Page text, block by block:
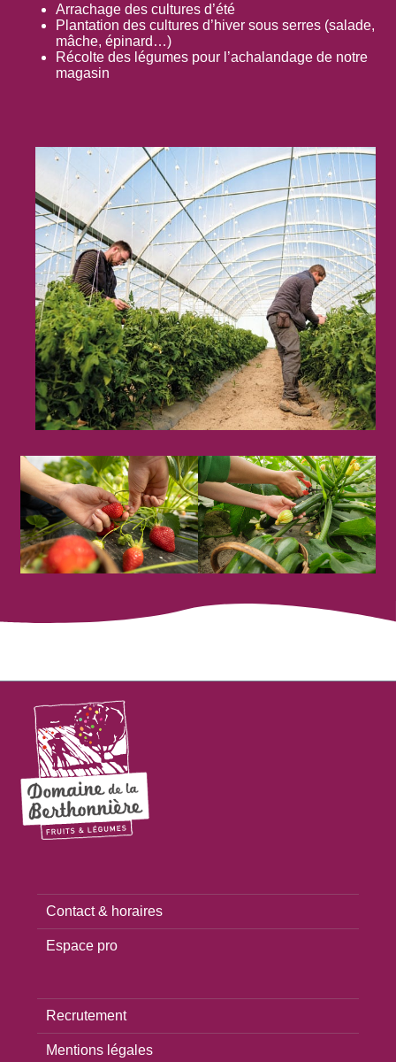
Arrachage des cultures d’été
Plantation des cultures d’hiver sous serres (salade,
mâche, épinard…)
Récolte des légumes pour l’achalandage de notre
magasin
Contact & horaires
Espace pro
Recrutement
Mentions légales